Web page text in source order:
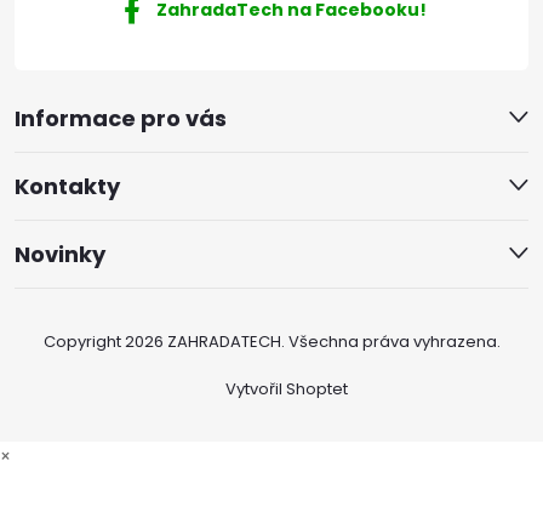
Informace pro vás
Kontakty
Novinky
ZahradaTech na Facebooku!
Vytvořil Shoptet
Copyright 2026 ZAHRADATECH. Všechna práva vyhrazena.
×